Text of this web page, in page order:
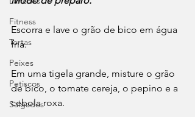
Fitness
Tortas
Peixes
Petiscos
Salgados
Escorra e lave o grão de bico em água
fria.
Em uma tigela grande, misture o grão
de bico, o tomate cereja, o pepino e a
cebola roxa.